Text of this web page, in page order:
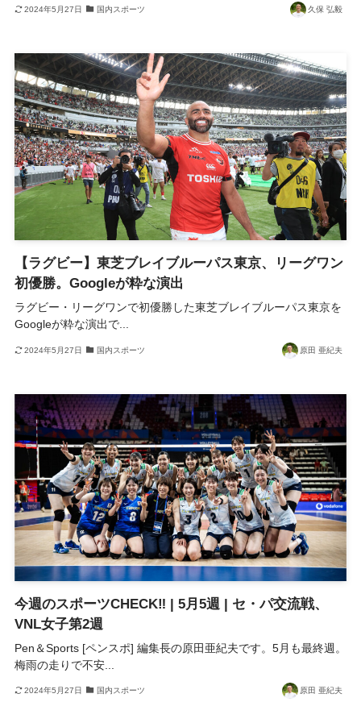
2024年5月27日 国内スポーツ 久保 弘毅
【ラグビー】東芝ブレイブルーパス東京、リーグワン
初優勝。Googleが粋な演出
ラグビー・リーグワンで初優勝した東芝ブレイブルーパス東京を
Googleが粋な演出で...
2024年5月27日 国内スポーツ 原田 亜紀夫
今週のスポーツCHECK‼ | 5月5週 | セ・パ交流戦、
VNL女子第2週
Pen＆Sports [ペンスポ] 編集長の原田亜紀夫です。5月も最終週。
梅雨の走りで不安...
2024年5月27日 国内スポーツ 原田 亜紀夫